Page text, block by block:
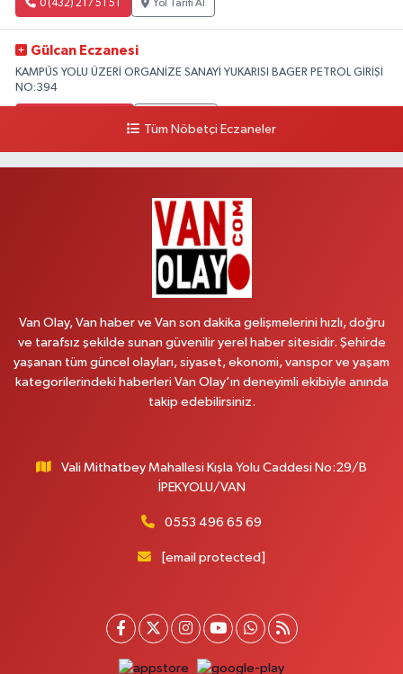
0 (432) 217 51 51 Yol Tarifi Al
Gülcan Eczanesi
KAMPÜS YOLU ÜZERİ ORGANİZE SANAYİ YUKARISI BAGER PETROL GİRİŞİ
NO:394
HEKİM HASTANESİ ACİL KARŞISI
Yol Tarifi Al
MAHMUDİYE MAH.ATATÜRK CAD.NO:17B
0 (531) 621 69 65 Yol Tarifi Al
Onay Eczanesi
Yenı Derman Eczanesi
Akdamar Hastanesi Acil yanı. İpekyolu. Hatuniye mahallesi terzioğlu, Eski
Yol Tarifi Al
Hayat Eczanesi
Kışla Mah.Çınarlı Cad.1038 Sk.No:93 3-4
0 (432) 354 37 36 Yol Tarifi Al
Tüm Nöbetçi Eczaneler
Van Olay, Van haber ve Van son dakika gelişmelerini hızlı, doğru
ve tarafsız şekilde sunan güvenilir yerel haber sitesidir. Şehirde
yaşanan tüm güncel olayları, siyaset, ekonomi, vanspor ve yaşam
kategorilerindeki haberleri Van Olay’ın deneyimli ekibiyle anında
takip edebilirsiniz.
Vali Mithatbey Mahallesi Kışla Yolu Caddesi No:29/B
İPEKYOLU/VAN
0553 496 65 69
[email protected]